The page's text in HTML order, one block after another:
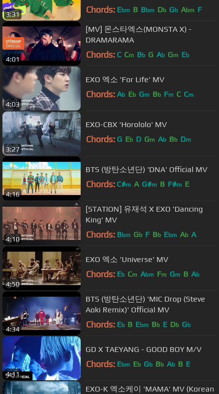
3:31 Chords: Ebm B Bbm Db Gb Abm F
4:01
[MV] 몬스타엑스(MONSTA X) -
DRAMARAMA
Chords: C Cm Bb G Ab Gm Eb
4:03
EXO 엑소 'For Life' MV
Chords: Ab Eb Gm Bb Fm C Cm
3:27
EXO-CBX 'Horololo' MV
Chords: G Eb D Gm Ab Bb Dm
4:16
BTS (방탄소년단) 'DNA' Official MV
Chords: C#m A G#m B F#m E
4:10
[STATION] 유재석 X EXO 'Dancing
King' MV
Chords: Bbm Gb F Bb Ebm Ab A
4:50
EXO 엑소 'Universe' MV
Chords: Eb Cm Abm Fm Gm B Ab
4:34
BTS (방탄소년단) 'MIC Drop (Steve
Aoki Remix)' Official MV
Chords: Eb B Ebm Bb E Db Gb
4:11
GD X TAEYANG - GOOD BOY M/V
Chords: Ebm Eb Gb Bb Ab B E
EXO-K 엑소케이 'MAMA' MV (Korean